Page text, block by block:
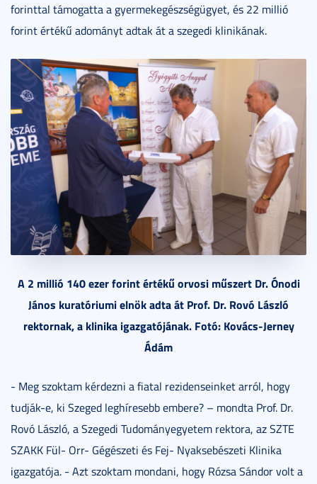
forinttal támogatta a gyermekegészségügyet, és 22 millió
forint értékű adományt adtak át a szegedi klinikának.
A 2 millió 140 ezer forint értékű orvosi műszert Dr. Ónodi
János kuratóriumi elnök adta át Prof. Dr. Rovó László
rektornak, a klinika igazgatójának. Fotó: Kovács-Jerney
Ádám
- Meg szoktam kérdezni a fiatal rezidenseinket arról, hogy
tudják-e, ki Szeged leghíresebb embere? – mondta Prof. Dr.
Rovó László, a Szegedi Tudományegyetem rektora, az SZTE
SZAKK Fül- Orr- Gégészeti és Fej- Nyaksebészeti Klinika
igazgatója. - Azt szoktam mondani, hogy Rózsa Sándor volt a